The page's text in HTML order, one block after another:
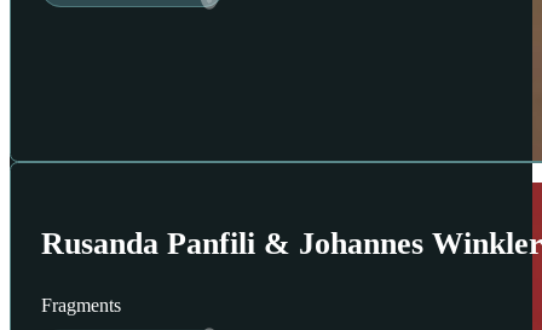
Rusanda Panfili & Johannes Winkler
Fragments